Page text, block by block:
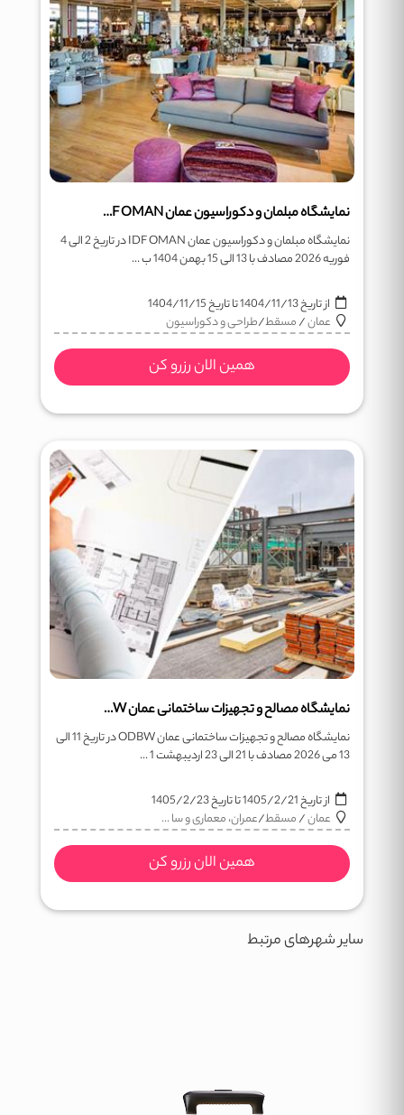
نمایشگاه مبلمان و دکوراسیون عمان IDF OMAN
نمایشگاه مبلمان و دکوراسیون عمان IDF OMAN در تاریخ 2 الی 4
فوریه 2026 مصادف با 13 الی 15 بهمن 1404 ب ...
از تاریخ1404/11/13تا تاریخ1404/11/15
عمان/مسقط/طراحی و دکوراسیون
همین الان رزرو کن
نمایشگاه مصالح و تجهیزات ساختمانی عمان ODBW
نمایشگاه مصالح و تجهیزات ساختمانی عمان ODBW در تاریخ 11 الی
13 می 2026 مصادف با 21 الی 23 اردیبهشت 1 ...
از تاریخ1405/2/21تا تاریخ1405/2/23
عمان/مسقط/عمران، معماری و سا ...
همین الان رزرو کن
سایر شهرهای مرتبط